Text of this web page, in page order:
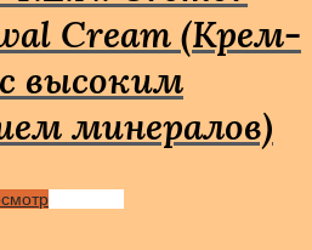
Cream (Крем-
высоким
минералов)